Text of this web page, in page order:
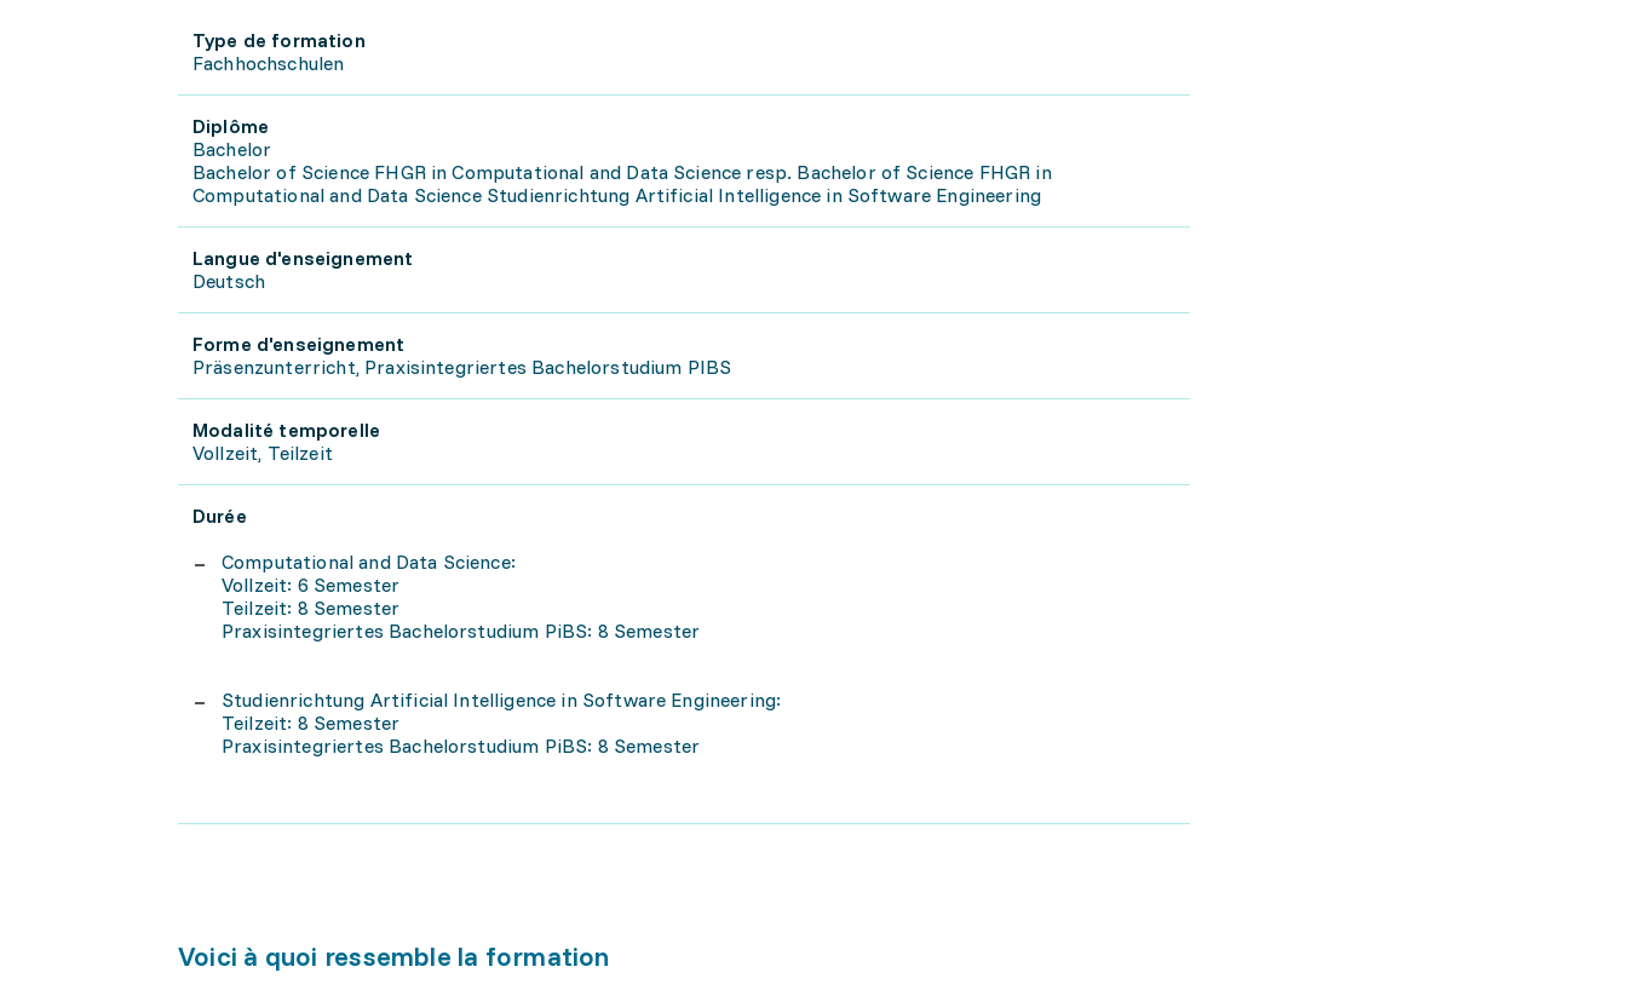
Type de formation
Fachhochschulen
Diplôme
Bachelor
Bachelor of Science FHGR in Computational and Data Science resp. Bachelor of Science FHGR in
Computational and Data Science Studienrichtung Artificial Intelligence in Software Engineering
Langue d'enseignement
Deutsch
Forme d'enseignement
Präsenzunterricht, Praxisintegriertes Bachelorstudium PIBS
Modalité temporelle
Vollzeit, Teilzeit
Durée
Computational and Data Science:
Vollzeit: 6 Semester
Teilzeit: 8 Semester
Praxisintegriertes Bachelorstudium PiBS: 8 Semester
Studienrichtung Artificial Intelligence in Software Engineering:
Teilzeit: 8 Semester
Praxisintegriertes Bachelorstudium PiBS: 8 Semester
Voici à quoi ressemble la formation